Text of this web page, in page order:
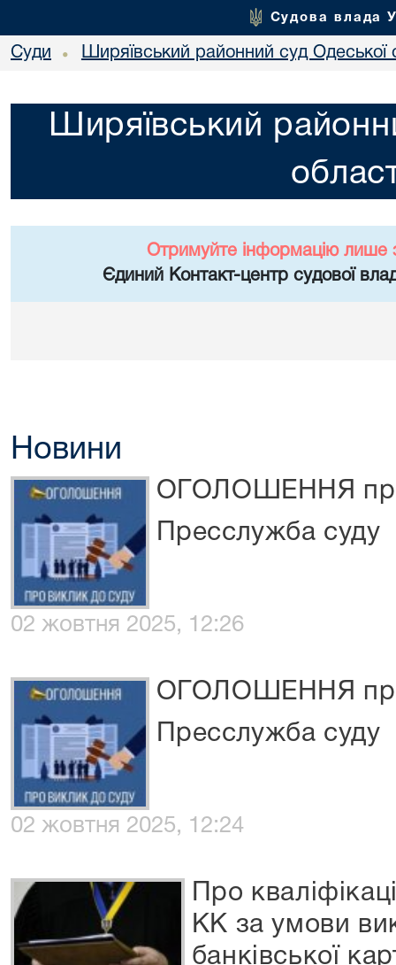
Судова влада
Суди • Ширяївський районний суд Одеської
Ширяївський
Отримуйте інформацію лише
Єдиний Контакт-центр судової
Новини
ОГОЛОШЕННЯ про
Пресслужба суду
02 жовтня 2025, 12:26
ОГОЛОШЕННЯ про
Пресслужба суду
02 жовтня 2025, 12:24
Про
КК за умови
банківської